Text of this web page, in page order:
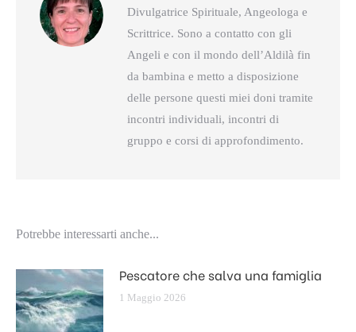
Divulgatrice Spirituale, Angeologa e
Scrittrice. Sono a contatto con gli
Angeli e con il mondo dell’Aldilà fin
da bambina e metto a disposizione
delle persone questi miei doni tramite
incontri individuali, incontri di
gruppo e corsi di approfondimento.
Potrebbe interessarti anche...
Pescatore che salva una famiglia
1 Maggio 2026